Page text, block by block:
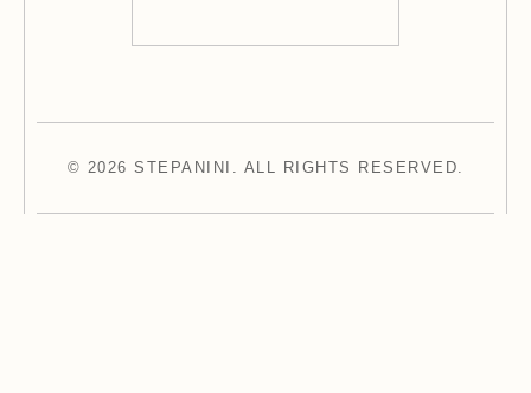
© 2026 STEPANINI. ALL RIGHTS RESERVED.